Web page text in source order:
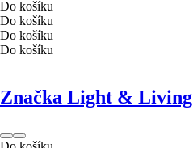
Do košíku
Do košíku
Do košíku
Do košíku
Značka Light & Living